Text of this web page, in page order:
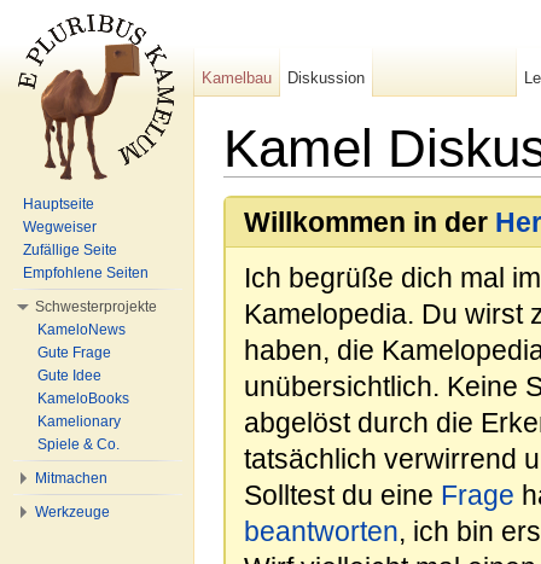
Kamel
Willkommen in der
Ich begrüße dich mal
Kamelopedia. Du wirst
haben, die
unübersichtlich. Keine
abgelöst durch die
tatsächlich verwirrend
Solltest du eine Frage
beantworten, ich bin
Kamelbau Diskussion
Hauptseite
Wegweiser
Zufällige Seite
Empfohlene Seiten
Schwesterprojekte
KameloNews
Gute Frage
Gute Idee
KameloBooks
Kamelionary
Spiele & Co.
Mitmachen
Werkzeuge